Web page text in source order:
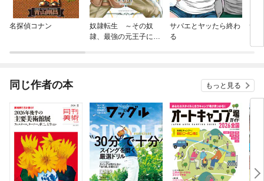
名探偵コナン
奴隷転生 ～その奴
隷、最強の元王子につ
サバエとヤッたら終わ
る
サ
同じ作者の本 もっと見る